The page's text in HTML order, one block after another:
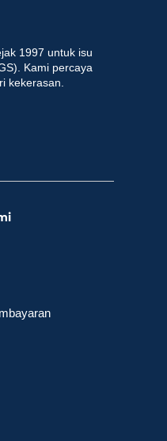
1997 untuk isu
Kami percaya
kekerasan.